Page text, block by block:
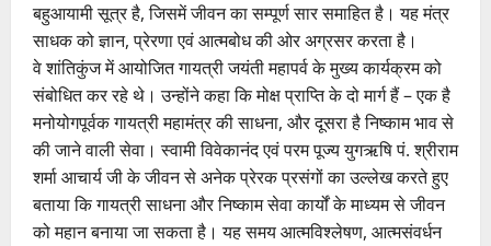
बहुआयामी सूत्र है, जिसमें जीवन का सम्पूर्ण सार समाहित है। यह मंत्र
साधक को ज्ञान, प्रेरणा एवं आत्मबोध की ओर अग्रसर करता है।
वे शांतिकुंज में आयोजित गायत्री जयंती महापर्व के मुख्य कार्यक्रम को
संबोधित कर रहे थे। उन्होंने कहा कि मोक्ष प्राप्ति के दो मार्ग हैं – एक है
मनोयोगपूर्वक गायत्री महामंत्र की साधना, और दूसरा है निष्काम भाव से
की जाने वाली सेवा। स्वामी विवेकानंद एवं परम पूज्य युगऋषि पं. श्रीराम
शर्मा आचार्य जी के जीवन से अनेक प्रेरक प्रसंगों का उल्लेख करते हुए
बताया कि गायत्री साधना और निष्काम सेवा कार्यों के माध्यम से जीवन
को महान बनाया जा सकता है। यह समय आत्मविश्लेषण, आत्मसंवर्धन